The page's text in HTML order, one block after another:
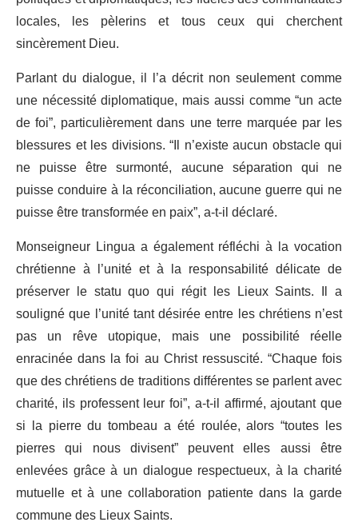
locales, les pèlerins et tous ceux qui cherchent
sincèrement Dieu.
Parlant du dialogue, il l’a décrit non seulement comme
une nécessité diplomatique, mais aussi comme “un acte
de foi”, particulièrement dans une terre marquée par les
blessures et les divisions. “Il n’existe aucun obstacle qui
ne puisse être surmonté, aucune séparation qui ne
puisse conduire à la réconciliation, aucune guerre qui ne
puisse être transformée en paix”, a-t-il déclaré.
Monseigneur Lingua a également réfléchi à la vocation
chrétienne à l’unité et à la responsabilité délicate de
préserver le statu quo qui régit les Lieux Saints. Il a
souligné que l’unité tant désirée entre les chrétiens n’est
pas un rêve utopique, mais une possibilité réelle
enracinée dans la foi au Christ ressuscité. “Chaque fois
que des chrétiens de traditions différentes se parlent avec
charité, ils professent leur foi”, a-t-il affirmé, ajoutant que
si la pierre du tombeau a été roulée, alors “toutes les
pierres qui nous divisent” peuvent elles aussi être
enlevées grâce à un dialogue respectueux, à la charité
mutuelle et à une collaboration patiente dans la garde
commune des Lieux Saints.